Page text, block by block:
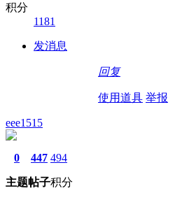
积分
1181
发消息
回复
使用道具 举报
eee1515
0
主题
447
帖子
494
积分